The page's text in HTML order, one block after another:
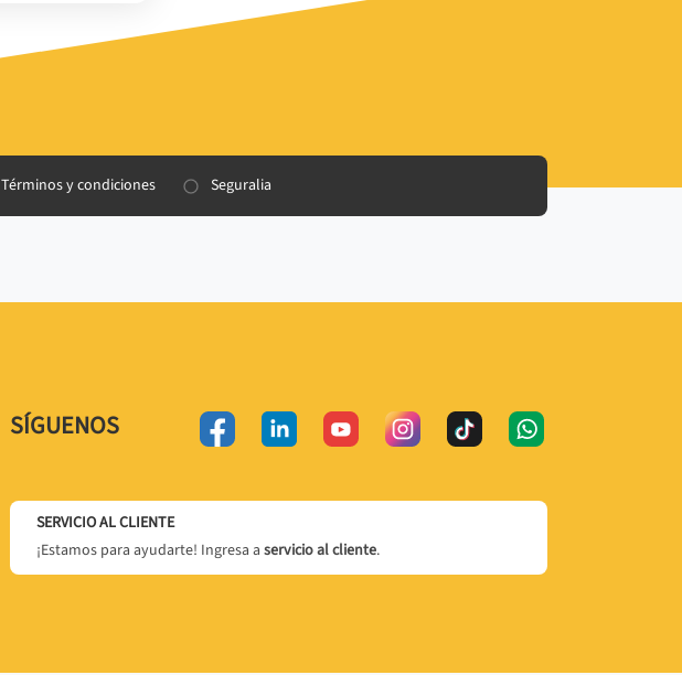
Términos y condiciones Seguralia
SÍGUENOS
SERVICIO AL CLIENTE
¡Estamos para ayudarte! Ingresa a servicio al cliente.